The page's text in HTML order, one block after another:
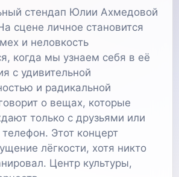
стендап Юлии Ахмедовой
сцене личное становится
и неловкость
когда мы узнаем себя в её
с удивительной
и радикальной
о вещах, которые
только с друзьями или
Этот концерт
лёгкости, хотя никто
Центр культуры,